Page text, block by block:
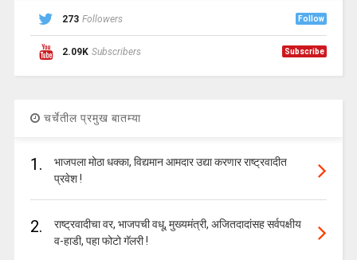
273 Followers Follow
2.09K Subscribers Subscribe
चर्चेतील प्रमुख बातम्या
1.
भाजपला मोठा धक्का, विद्यमान आमदार उद्या करणार राष्ट्रवादीत
प्रवेश !
2.
राष्ट्रवादीचा वर, भाजपची वधू, मुख्यमंत्री, अजितदादांसह सर्वपक्षीय
व-हाडी, पहा फोटो गॅलरी !